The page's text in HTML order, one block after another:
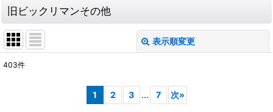
旧ビックリマンその他
表示順変更
403件
1 2 3 ... 7 次»